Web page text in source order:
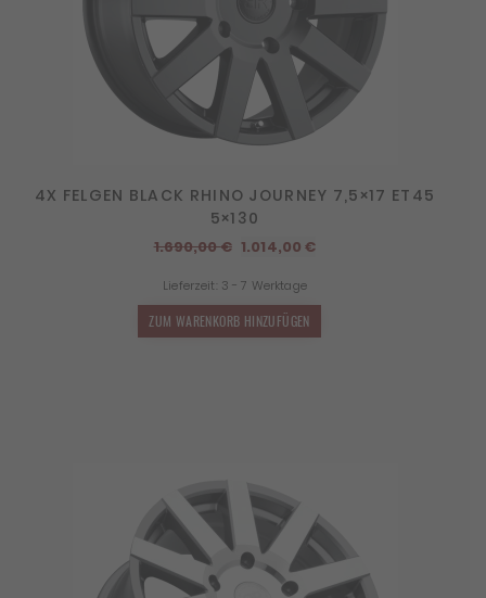
4X FELGEN BLACK RHINO JOURNEY 7,5×17 ET45
5×130
1.690,00€ Ursprünglicher
war:
1.690,00 €
1.014,00€Aktueller
Lieferzeit: 3 - 7 Werktage
ZUM WARENKORB HINZUFÜGEN